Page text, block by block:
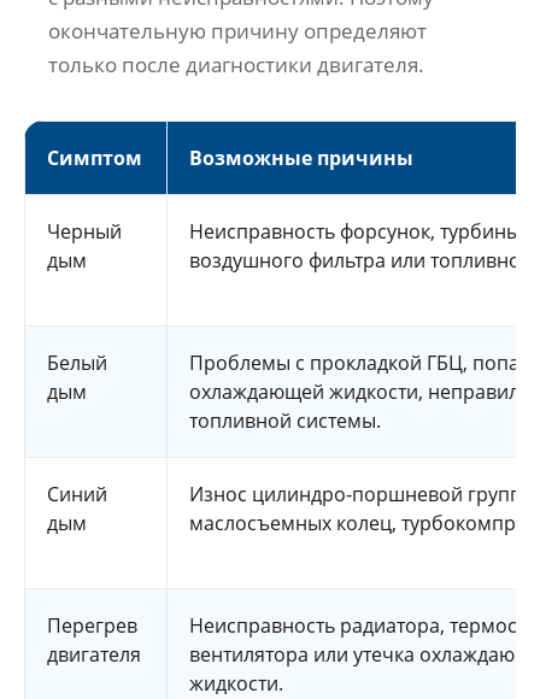
окончательную причину определяют
только после диагностики двигателя.
Симптом Возможные причины
Черный
дым
Неисправность форсунок, турбины,
воздушного фильтра или топливной
Белый
дым
Проблемы с прокладкой ГБЦ,
охлаждающей жидкости,
топливной системы.
Синий
дым
Износ цилиндро-поршневой группы,
маслосъемных колец,
Перегрев
двигателя
Неисправность радиатора,
вентилятора или утечка
жидкости.